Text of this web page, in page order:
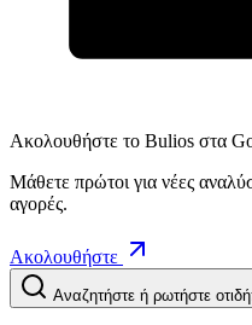
Ακολουθήστε το Bulios στα
Μάθετε πρώτοι για νέες
αγορές.
Ακολουθήστε
Αναζητήστε ή ρωτήστε